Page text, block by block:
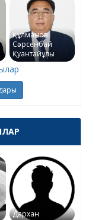
Құлманов
Сәрсенбай
Қуантайұлы
Дархан